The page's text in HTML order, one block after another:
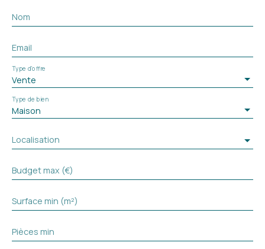
Nom
Email
Vente
Type d'offre
Maison
Type de bien
Localisation
Budget max (€)
Surface min (m²)
Pièces min